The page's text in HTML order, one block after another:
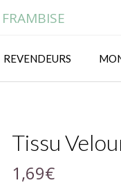
REVENDEURS
Tissu
1,69€